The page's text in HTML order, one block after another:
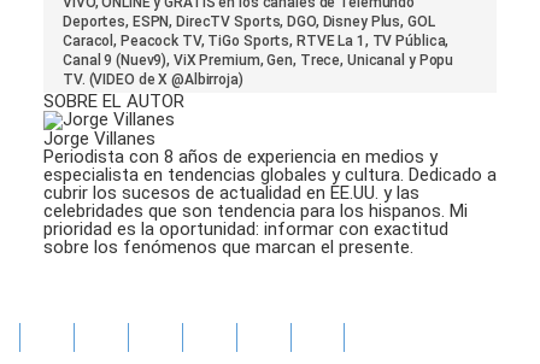
seconds
Deportes, ESPN, DirecTV Sports, DGO, Disney Plus, GOL
Caracol, Peacock TV, TiGo Sports, RTVE La 1, TV Pública,
Canal 9 (Nuev9), ViX Premium, Gen, Trece, Unicanal y Popu
TV. (VIDEO de X @Albirroja)
SOBRE EL AUTOR
Jorge Villanes
Periodista con 8 años de experiencia en medios y
especialista en tendencias globales y cultura. Dedicado a
cubrir los sucesos de actualidad en EE.UU. y las
celebridades que son tendencia para los hispanos. Mi
prioridad es la oportunidad: informar con exactitud
sobre los fenómenos que marcan el presente.